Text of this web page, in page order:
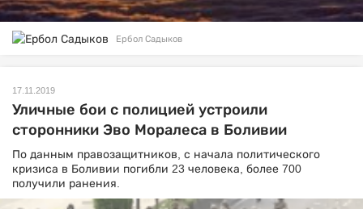
Ербол Садыков
17.11.2019
Уличные бои с полицией устроили
сторонники Эво Моралеса в Боливии
По данным правозащитников, с начала политического
кризиса в Боливии погибли 23 человека, более 700
получили ранения.